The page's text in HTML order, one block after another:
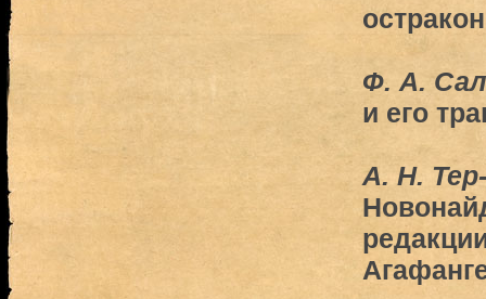
Ф. А.
и его
А. Н.